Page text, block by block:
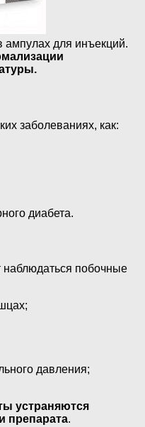
ампулах для инъекций.
заболеваниях, как:
диабета.
наблюдаться побочные
давления;
устраняются
препарата.